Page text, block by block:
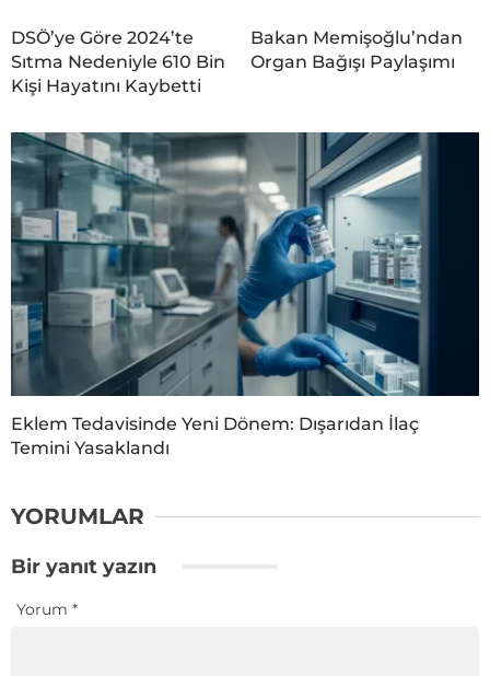
DSÖ’ye Göre 2024’te
Sıtma Nedeniyle 610 Bin
Kişi Hayatını Kaybetti
Bakan Memişoğlu’ndan
Organ Bağışı Paylaşımı
Eklem Tedavisinde Yeni Dönem: Dışarıdan İlaç
Temini Yasaklandı
YORUMLAR
Bir yanıt yazın
Yorum *